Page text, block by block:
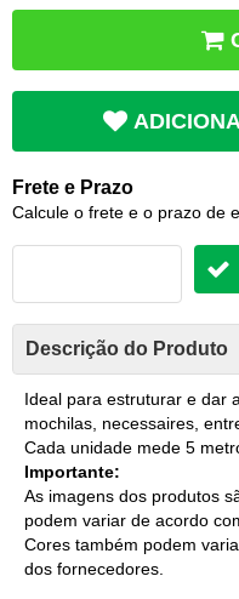
Frete e Prazo
Calcule o frete e o prazo de
Descrição do Produto
Ideal para estruturar e dar
mochilas, necessaires,
Cada unidade mede 5
Importante:
As imagens dos produtos
podem variar de acordo
Cores também podem
dos fornecedores.